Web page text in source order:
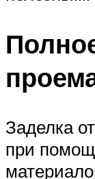
Заделка
при